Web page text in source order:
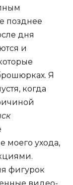
позднее
дня
и
Я
когда
моего ухода,
фигурок